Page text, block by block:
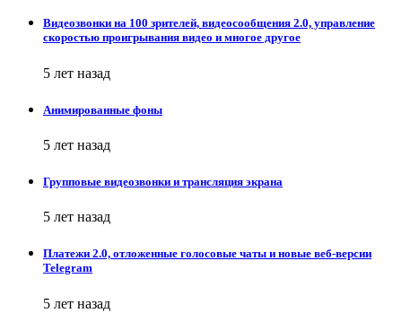
Видеозвонки на 100 зрителей, видеосообщения 2.0, управление
скоростью проигрывания видео и многое другое
5 лет назад
Анимированные фоны
5 лет назад
Групповые видеозвонки и трансляция экрана
5 лет назад
Платежи 2.0, отложенные голосовые чаты и новые веб-версии
Telegram
5 лет назад